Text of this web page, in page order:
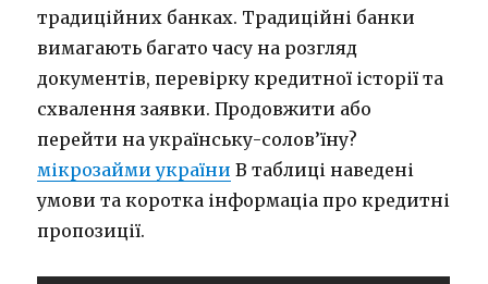
традиційних банках. Традиційні банки
вимагають багато часу на розгляд
документів, перевірку кредитної історії та
схвалення заявки. Продовжити або
перейти на українську-солов’їну?
мікрозайми україни В таблиці наведені
умови та коротка інформаціа про кредитні
пропозиції.